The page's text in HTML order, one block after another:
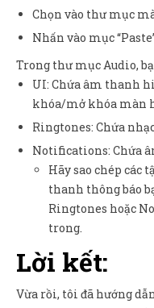
Chọn vào thư mục
Nhấn vào mục
Trong thư mục Audio,
UI: Chứa âm thanh
khóa/mở khóa màn
Ringtones: Chứa
Notifications: Chứa
Hãy sao chép các
thanh thông báo
Ringtones hoặc
trong.
Lời kết:
Vừa rồi, tôi đã hướng